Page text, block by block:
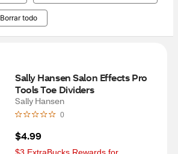
Borrar todo
Sally Hansen Salon Effects Pro
Tools Toe Dividers
Sally Hansen
0
$4.99